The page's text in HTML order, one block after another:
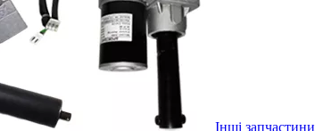
Інші запчастини